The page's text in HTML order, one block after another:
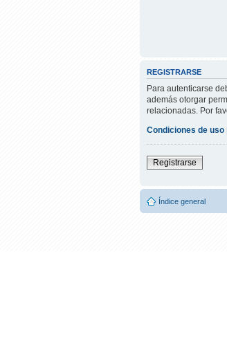
REGISTRARSE
Para autenticarse
además otorgar
relacionadas. Por
Condiciones de uso
Registrarse
Índice general